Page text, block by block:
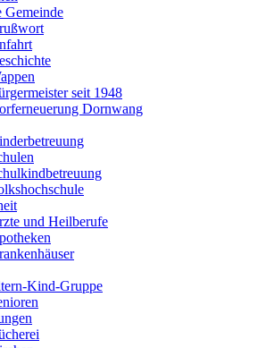
Gemeinde
seit 1948
Dornwang
und Heilberufe
Kind-Gruppe